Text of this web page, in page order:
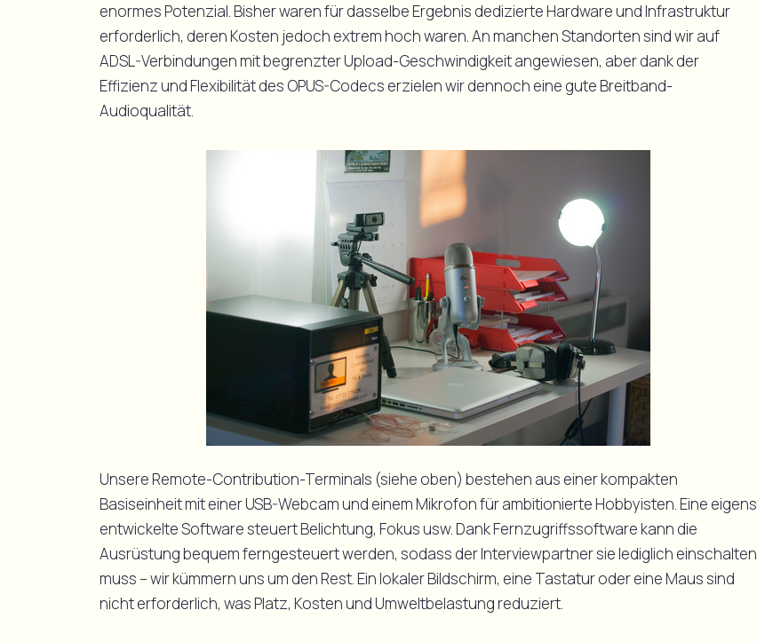
enormes Potenzial. Bisher waren für dasselbe Ergebnis dedizierte Hardware und Infrastruktur
erforderlich, deren Kosten jedoch extrem hoch waren. An manchen Standorten sind wir auf
ADSL-Verbindungen mit begrenzter Upload-Geschwindigkeit angewiesen, aber dank der
Effizienz und Flexibilität des OPUS-Codecs erzielen wir dennoch eine gute Breitband-
Audioqualität.
Unsere Remote-Contribution-Terminals (siehe oben) bestehen aus einer kompakten
Basiseinheit mit einer USB-Webcam und einem Mikrofon für ambitionierte Hobbyisten. Eine eigens
entwickelte Software steuert Belichtung, Fokus usw. Dank Fernzugriffssoftware kann die
Ausrüstung bequem ferngesteuert werden, sodass der Interviewpartner sie lediglich einschalten
muss – wir kümmern uns um den Rest. Ein lokaler Bildschirm, eine Tastatur oder eine Maus sind
nicht erforderlich, was Platz, Kosten und Umweltbelastung reduziert.